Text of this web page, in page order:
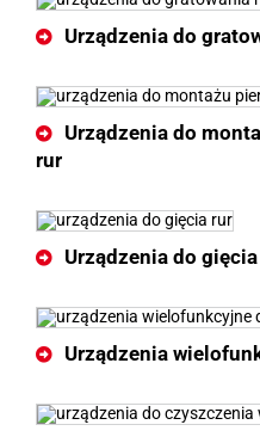
Urządzenia do
Urządzenia do
rur
Urządzenia do
Urządzenia